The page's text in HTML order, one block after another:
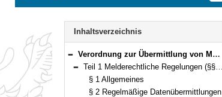
BAYERN.RECHT
letzten
Navigation
Inhaltsverzeichnis
Bereich reduzieren
Verordnung zur Übermittlung von Meldedaten (Meldedatenverordnung – MeldDV) Vom 15. September 2015 (GVBl. S. 357) BayRS 210-3-2-I (§§ 1–27)
Bereich reduzieren
Teil 1 Melderechtliche Regelungen (§§ 1–23)
§ 1 Allgemeines
§ 2 Regelmäßige Datenübermittlungen